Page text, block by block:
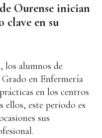
Ourense inician
clave en su
los alumnos de
en Enfermería
en los centros
ellos, este periodo es
sus